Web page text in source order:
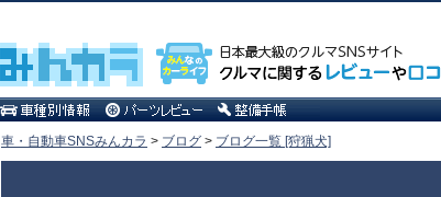
車・自動車SNSみんカラ > ブログ > ブログ一覧 [狩猟犬]